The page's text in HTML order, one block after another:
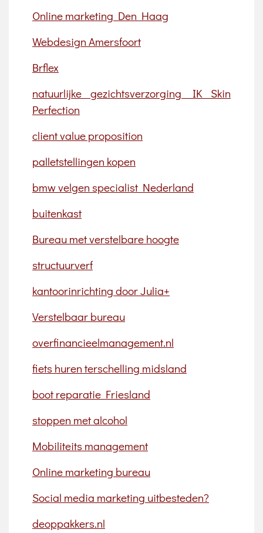
Online marketing Den Haag
Webdesign Amersfoort
Brflex
natuurlijke gezichtsverzorging IK Skin
Perfection
client value proposition
palletstellingen kopen
bmw velgen specialist Nederland
buitenkast
Bureau met verstelbare hoogte
structuurverf
kantoorinrichting door Julia+
Verstelbaar bureau
overfinancieelmanagement.nl
fiets huren terschelling midsland
boot reparatie Friesland
stoppen met alcohol
Mobiliteits management
Online marketing bureau
Social media marketing uitbesteden?
deoppakkers.nl